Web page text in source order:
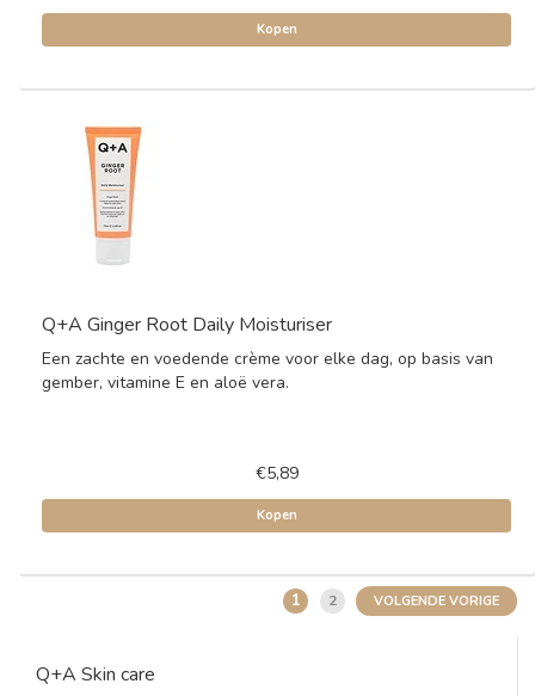
Kopen
Q+A Ginger Root Daily Moisturiser
Een zachte en voedende crème voor elke dag, op basis van
gember, vitamine E en aloë vera.
€5,89
Kopen
1 2 VOLGENDE VORIGE
Q+A Skin care